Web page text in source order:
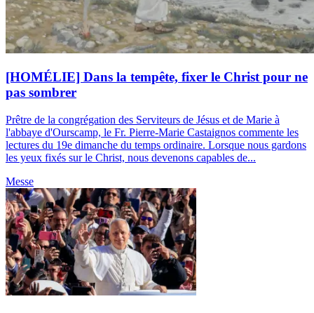
[HOMÉLIE] Dans la tempête, fixer le Christ pour ne
pas sombrer
Prêtre de la congrégation des Serviteurs de Jésus et de Marie à
l'abbaye d'Ourscamp, le Fr. Pierre-Marie Castaignos commente les
lectures du 19e dimanche du temps ordinaire. Lorsque nous gardons
les yeux fixés sur le Christ, nous devenons capables de...
Messe